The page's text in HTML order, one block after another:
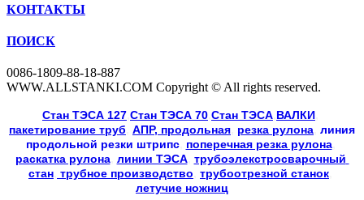
КОНТАКТЫ
ПОИСК
0086-1809-88-18-887
WWW.ALLSTANKI.COM Copyright © All rights reserved.
Cтан ТЭСА 127 Cтан ТЭСА 70 Cтан ТЭСА ВАЛКИ
пакетирование труб АПР, продольная резка рулона линия
продольной резки штрипс, поперечная резка рулона
раскатка рулона, линии ТЭСА, трубоэлекстросварочный
стан трубное производство трубоотрезной станок
летучие ножниц